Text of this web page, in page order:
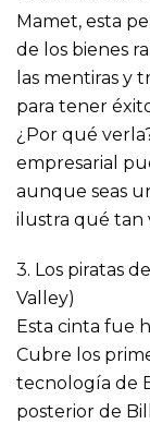
Mamet, esta
de los bienes
las mentiras y
para tener
¿Por qué
empresarial
aunque seas
ilustra qué tan
3. Los piratas
Valley)
Esta cinta fue
Cubre los
tecnología de
posterior de